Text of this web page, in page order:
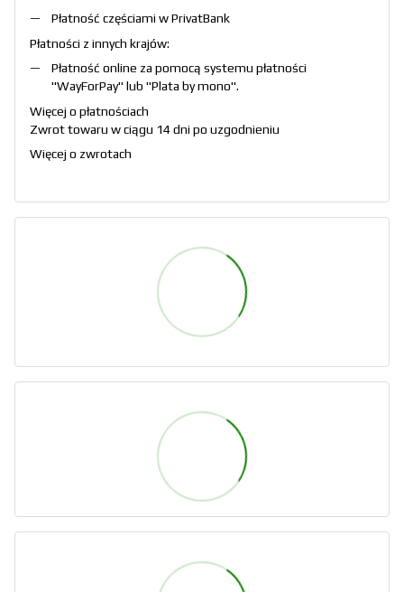
Płatność częściami w PrivatBank
Płatności z innych krajów:
Płatność online za pomocą systemu płatności
"WayForPay" lub "Plata by mono".
Więcej o płatnościach
Zwrot towaru w ciągu 14 dni po uzgodnieniu
Więcej o zwrotach